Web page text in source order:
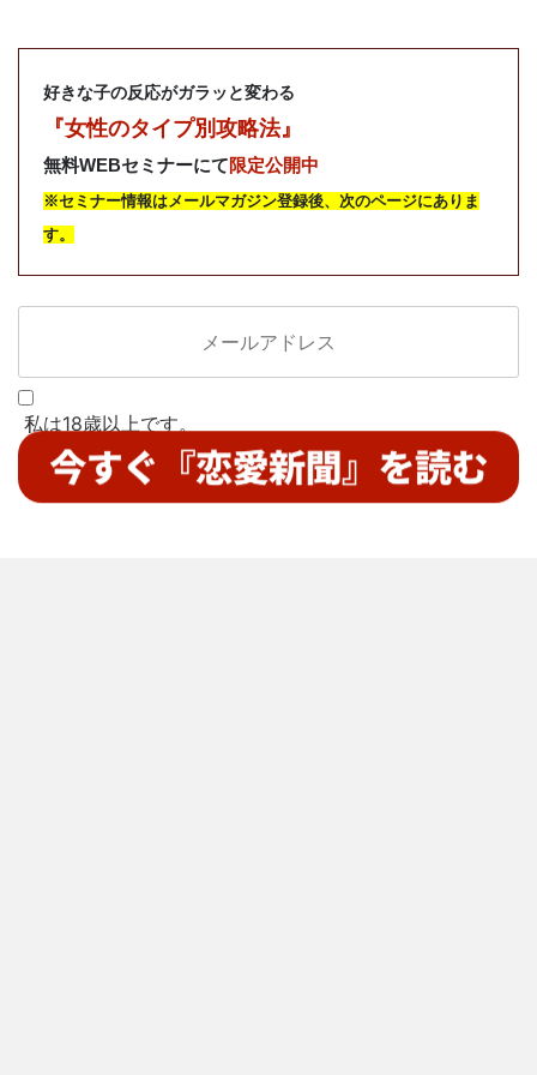
好きな子の反応がガラッと変わる
『女性のタイプ別攻略法』
無料WEBセミナーにて限定公開中
※セミナー情報はメールマガジン登録後、次のページにありま
す。
私は18歳以上です。